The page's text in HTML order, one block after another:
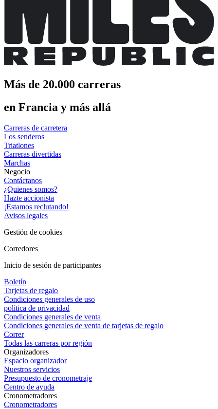
Más de 20.000 carreras
en Francia y más allá
Carreras de carretera
Los senderos
Triatlones
Carreras divertidas
Marchas
Negocio
Contáctanos
¿Quienes somos?
Hazte accionista
¡Estamos reclutando!
Avisos legales
Gestión de cookies
Corredores
Inicio de sesión de participantes
Boletín
Tarjetas de regalo
Condiciones generales de uso
política de privacidad
Condiciones generales de venta
Condiciones generales de venta de tarjetas de regalo
Correr
Todas las carreras por región
Organizadores
Espacio organizador
Nuestros servicios
Presupuesto de cronometraje
Centro de ayuda
Cronometradores
Cronometradores